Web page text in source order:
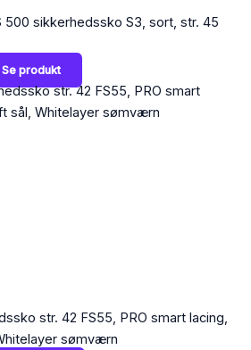
500 sikkerhedssko S3, sort, str. 45
Se produkt
str. 42 FS55, PRO smart lacing,
sømværn